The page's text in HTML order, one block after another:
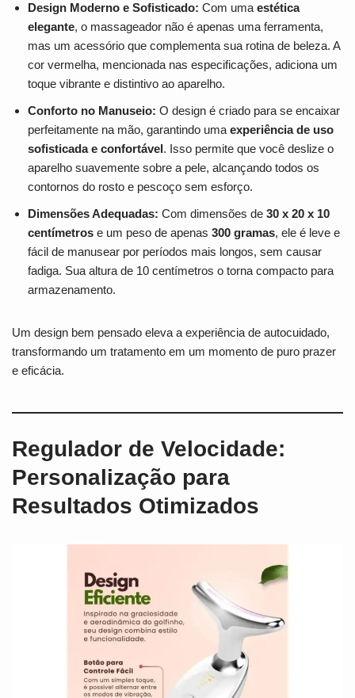
Design Moderno e Sofisticado: Com uma estética
elegante, o massageador não é apenas uma ferramenta,
mas um acessório que complementa sua rotina de beleza. A
cor vermelha, mencionada nas especificações, adiciona um
toque vibrante e distintivo ao aparelho.
Conforto no Manuseio: O design é criado para se encaixar
perfeitamente na mão, garantindo uma experiência de uso
sofisticada e confortável. Isso permite que você deslize o
aparelho suavemente sobre a pele, alcançando todos os
contornos do rosto e pescoço sem esforço.
Dimensões Adequadas: Com dimensões de 30 x 20 x 10
centímetros e um peso de apenas 300 gramas, ele é leve e
fácil de manusear por períodos mais longos, sem causar
fadiga. Sua altura de 10 centímetros o torna compacto para
armazenamento.
Um design bem pensado eleva a experiência de autocuidado,
transformando um tratamento em um momento de puro prazer
e eficácia.
Regulador de Velocidade:
Personalização para
Resultados Otimizados